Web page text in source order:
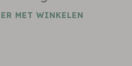
MET WINKELEN